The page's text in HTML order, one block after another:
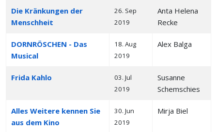
Die Kränkungen der
Menschheit
26. Sep
2019
Anta Helena
Recke
DORNRÖSCHEN - Das
Musical
18. Aug
2019
Alex Balga
Frida Kahlo
03. Jul
2019
Susanne
Schemschies
Alles Weitere kennen Sie
aus dem Kino
30. Jun
2019
Mirja Biel